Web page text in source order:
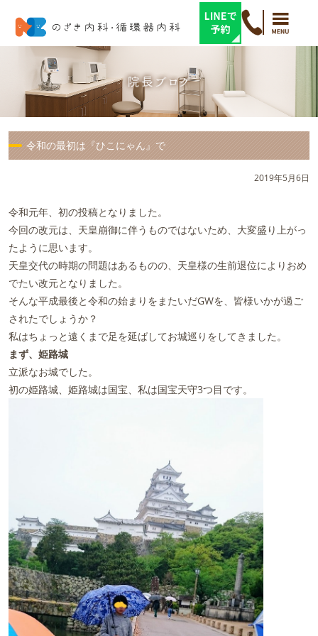
令和の最初は『ひこにゃん』で
2019年5月6日
令和元年、初の投稿となりました。
今回の改元は、天皇崩御に伴うものではないため、大変盛り上がっ
たように思います。
天皇交代の時期の問題はあるものの、天皇様の生前退位によりおめ
でたい改元となりました。
そんな平成最後と令和の始まりをまたいだGWを、皆様いかが過ご
されたでしょうか？
私はちょっと遠くまで足を延ばしてお城巡りをしてきました。
まず、姫路城
立派なお城でした。
初の姫路城、姫路城は国宝、私は国宝天守3つ目です。